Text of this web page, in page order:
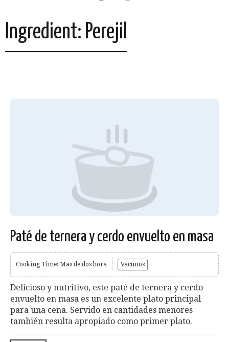
Ingredient: Perejil
Paté de ternera y cerdo envuelto en masa
Cooking Time: Mas de dos hora Vacunos
Delicioso y nutritivo, este paté de ternera y cerdo
envuelto en masa es un excelente plato principal
para una cena. Servido en cantidades menores
también resulta apropiado como primer plato.